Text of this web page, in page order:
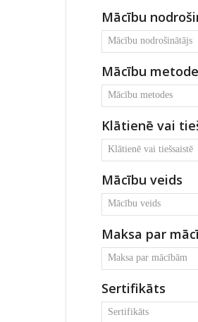
Mācību
Mācību nodrošinātājs
Mācību
Mācību metodes
Klātienē vai
Klātienē vai tiešsaistē
Mācību veids
Mācību veids
Maksa par
Maksa par mācībām
Sertifikāts
Sertifikāts